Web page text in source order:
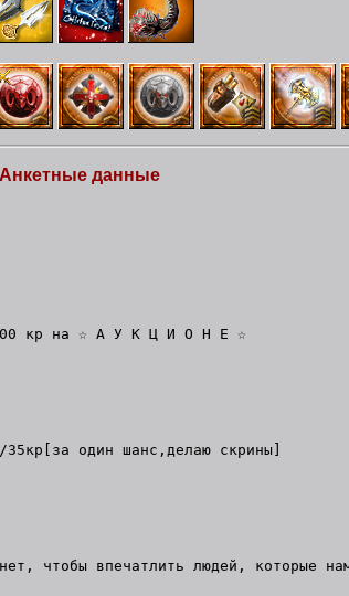
Анкетные данные
кр на ☆ А У К Ц И О Н Е ☆
один шанс,делаю скрины]
чтобы впечатлить людей, которые